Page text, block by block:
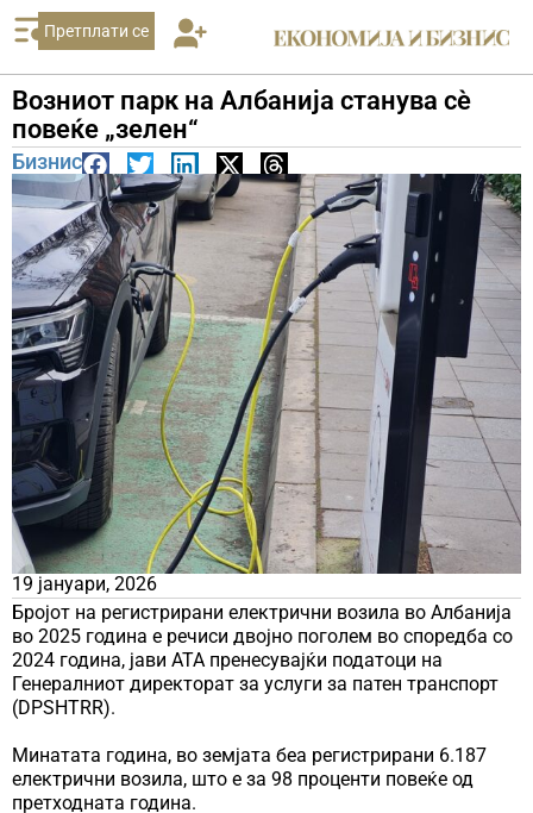
Претплати се
Возниот парк на Албанија станува сè
повеќе „зелен“
Бизнис
19 јануари, 2026
Бројот на регистрирани електрични возила во Албанија
во 2025 година е речиси двојно поголем во споредба со
2024 година, јави АТА пренесувајќи податоци на
Генералниот директорат за услуги за патен транспорт
(DPSHTRR).
Минатата година, во земјата беа регистрирани 6.187
електрични возила, што е за 98 проценти повеќе од
претходната година.